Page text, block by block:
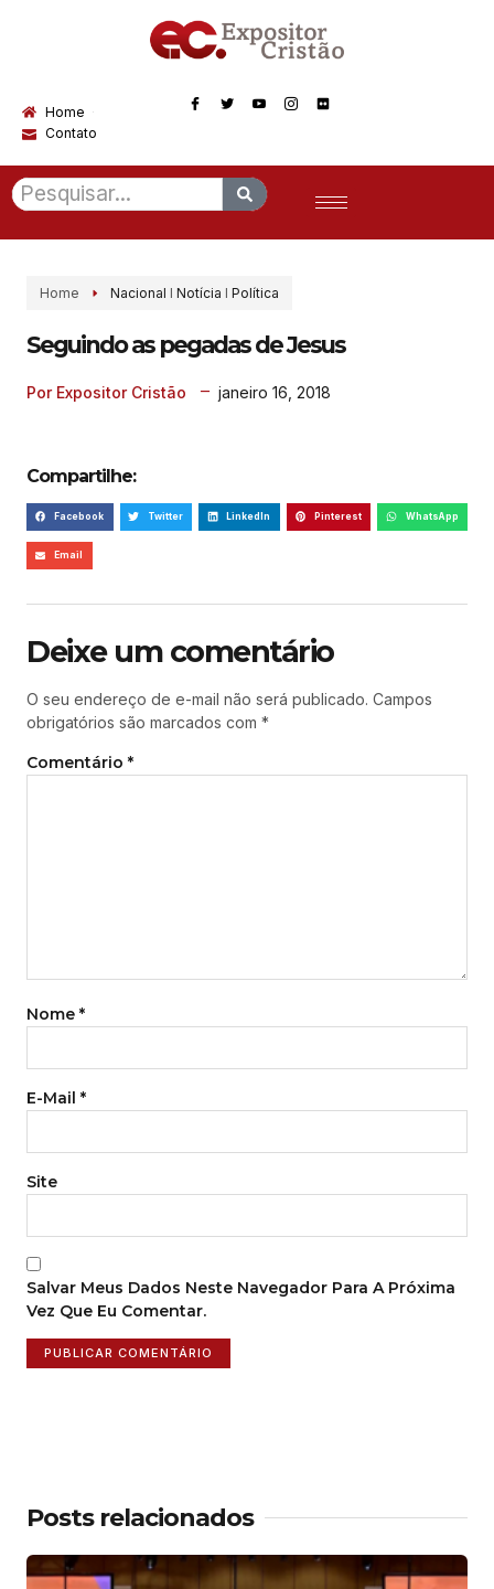
Home
Contato
Home Nacional I Notícia I Política
Seguindo as pegadas de Jesus
Por Expositor Cristão janeiro 16, 2018
Compartilhe:
Facebook Twitter LinkedIn Pinterest WhatsApp
Email
Deixe um comentário
O seu endereço de e-mail não será publicado. Campos
obrigatórios são marcados com *
Comentário *
Nome *
E-Mail *
Site
Salvar Meus Dados Neste Navegador Para A Próxima
Vez Que Eu Comentar.
Posts relacionados